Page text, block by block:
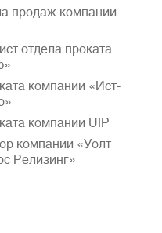
продаж компании
отдела проката
компании «Ист-
компании UIP
компании «Уолт
Релизинг»